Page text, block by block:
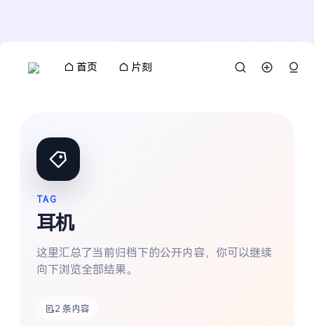
首页 片刻
TAG
耳机
这里汇总了当前归档下的公开内容，你可以继续
向下浏览全部结果。
2 条内容